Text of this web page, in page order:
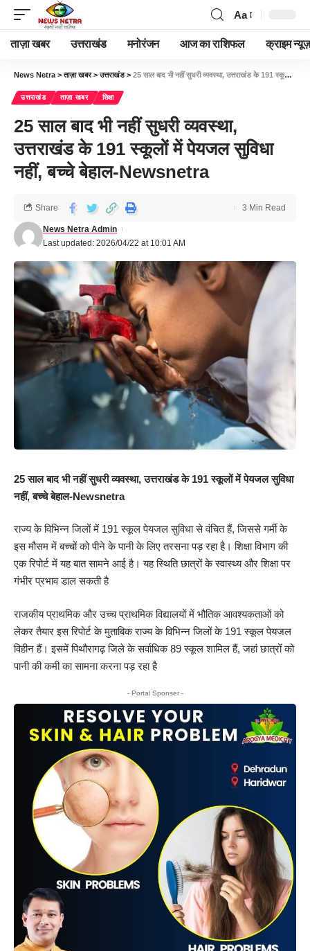
Aa
ताज़ा खबर उत्तराखंड मनोरंजन आज का राशिफल क्राइम न्यूज़
News Netra >ताज़ा खबर>उत्तराखंड> 25 साल बाद भी नहीं सुधरी व्यवस्था, उत्तराखंड के 191 स्कूलों में पेयजल सुविधा नहीं, बच्चे बेहाल-Newsnetra
उत्तराखंड ताज़ा खबर शिक्षा
25 साल बाद भी नहीं सुधरी व्यवस्था,
उत्तराखंड के 191 स्कूलों में पेयजल सुविधा
नहीं, बच्चे बेहाल-Newsnetra
Last updated: 2026/04/22 at 10:01 AM
News Netra Admin
Share 3 Min Read
25 साल बाद भी नहीं सुधरी व्यवस्था, उत्तराखंड के 191 स्कूलों में पेयजल सुविधा
नहीं, बच्चे बेहाल-Newsnetra
राज्य के विभिन्न जिलों में 191 स्कूल पेयजल सुविधा से वंचित हैं, जिससे गर्मी के
इस मौसम में बच्चों को पीने के पानी के लिए तरसना पड़ रहा है। शिक्षा विभाग की
एक रिपोर्ट में यह बात सामने आई है। यह स्थिति छात्रों के स्वास्थ्य और शिक्षा पर
गंभीर प्रभाव डाल सकती है
राजकीय प्राथमिक और उच्च प्राथमिक विद्यालयों में भौतिक आवश्यकताओं को
लेकर तैयार इस रिपोर्ट के मुताबिक राज्य के विभिन्न जिलों के 191 स्कूल पेयजल
विहीन हैं। इसमें पिथौरागढ़ जिले के सर्वाधिक 89 स्कूल शामिल हैं, जहां छात्रों को
पानी की कमी का सामना करना पड़ रहा है
- Portal Sponser -